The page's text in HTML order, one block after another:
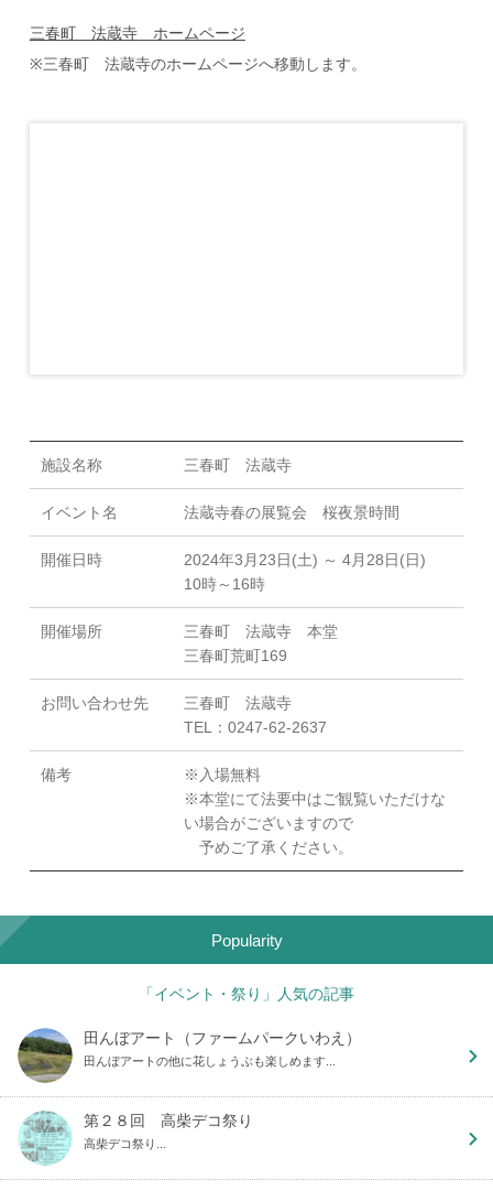
三春町 法蔵寺 ホームページ
※三春町 法蔵寺のホームページへ移動します。
施設名称 三春町 法蔵寺
イベント名 法蔵寺春の展覧会 桜夜景時間
開催日時
2024年3月23日(土) ～ 4月28日(日)
10時～16時
開催場所
三春町 法蔵寺 本堂
三春町荒町169
お問い合わせ先
三春町 法蔵寺
TEL：0247-62-2637
備考
※入場無料
※本堂にて法要中はご観覧いただけな
い場合がございますので
予めご了承ください。
Popularity
「イベント・祭り」人気の記事
田んぼアート（ファームパークいわえ）
田んぼアートの他に花しょうぶも楽しめます...
第２８回 高柴デコ祭り
高柴デコ祭り...